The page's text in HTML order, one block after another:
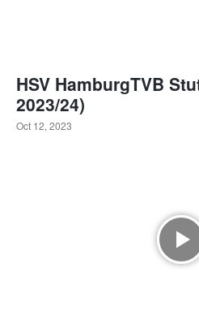
HSV HamburgTVB
2023/24)
Oct 12, 2023